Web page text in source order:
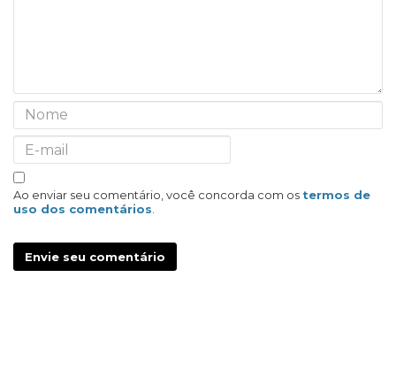
Ao enviar seu comentário, você concorda com os termos de
uso dos comentários
Envie seu comentário